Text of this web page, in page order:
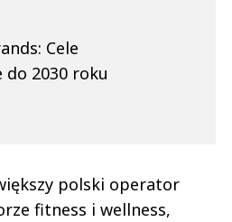
Cele
do 2030 roku
polski operator
fitness i wellness,